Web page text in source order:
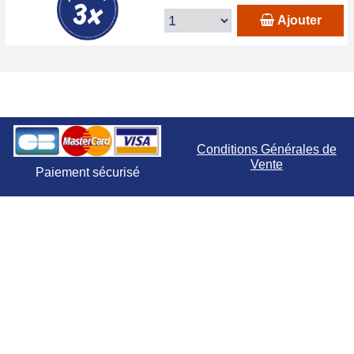
Ajouter
Paiement sécurisé
Conditions Générales de
Vente